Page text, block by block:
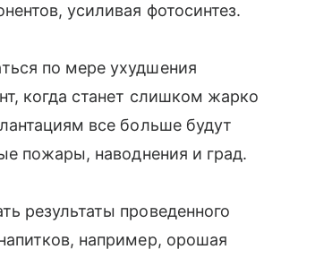
усиливая фотосинтез.
по мере ухудшения
когда станет слишком жарко
все больше будут
пожары, наводнения и град.
результаты проведенного
например, орошая